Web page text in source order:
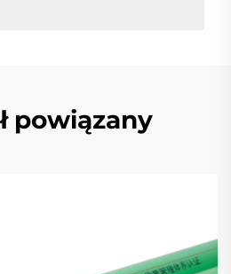
powiązany